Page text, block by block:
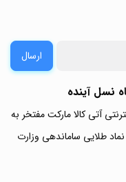
ارسال
نسل آینده
آتی کالا مارکت مفتخر به
طلایی ساماندهی وزارت